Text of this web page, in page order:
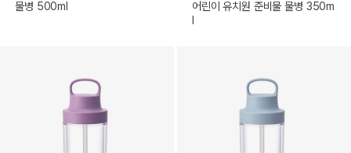
물병 500ml
어린이 유치원 준비물 물병 350m
l